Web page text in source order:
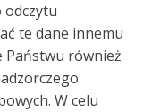
odczytu
te dane innemu
Państwu również
W celu